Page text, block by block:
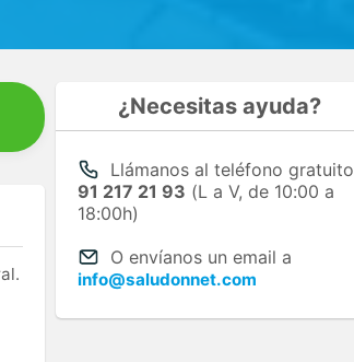
¿Necesitas ayuda?
Llámanos al teléfono gratuito
91 217 21 93 (L a V, de 10:00 a
18:00h)
O envíanos un email a
info@saludonnet.com